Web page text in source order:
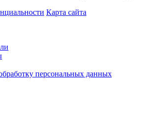
Карта сайта
персональных данных